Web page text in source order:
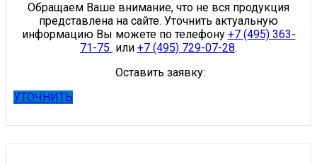
Обращаем Ваше внимание, что не вся продукция
представлена на сайте. Уточнить актуальную
информацию Вы можете по телефону +7 (495) 363-
71-75 или +7 (495) 729-07-28.
Оставить заявку:
УТОЧНИТЬ